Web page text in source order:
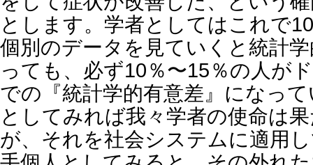
とします。学者としてはこれで
個別のデータを見ていくと統計
っても、必ず10％〜15％の人が
での『統計学的有意差』になっ
としてみれば我々学者の使命は
が、それを社会システムに適用